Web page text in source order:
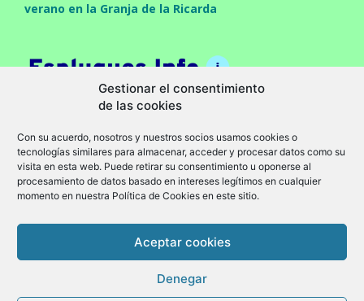
Gestionar el consentimiento
de las cookies
Con su acuerdo, nosotros y nuestros socios usamos cookies o
tecnologías similares para almacenar, acceder y procesar datos como su
visita en esta web. Puede retirar su consentimiento u oponerse al
procesamiento de datos basado en intereses legítimos en cualquier
momento en nuestra Política de Cookies en este sitio.
Aceptar cookies
Denegar
verano en la Granja de la Ricarda
Aviso legal
Política de cookies (UE)
© Granollers Info -